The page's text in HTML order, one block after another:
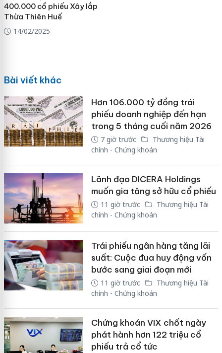
400.000 cổ phiếu Xây lắp
Thừa Thiên Huế
14/02/2025
Bài viết khác
Hơn 106.000 tỷ đồng trái
phiếu doanh nghiệp đến hạn
trong 5 tháng cuối năm 2026
7 giờ trước
Thương hiệu Tài
chính - Chứng khoán
Lãnh đạo DICERA Holdings
muốn gia tăng sở hữu cổ phiếu
11 giờ trước
Thương hiệu Tài
chính - Chứng khoán
Trái phiếu ngân hàng tăng lãi
suất: Cuộc đua huy động vốn
bước sang giai đoạn mới
11 giờ trước
Thương hiệu Tài
chính - Chứng khoán
Chứng khoán VIX chốt ngày
phát hành hơn 122 triệu cổ
phiếu trả cổ tức